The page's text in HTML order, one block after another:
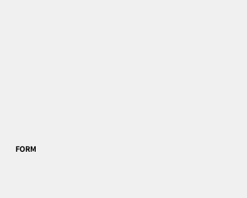
FORM